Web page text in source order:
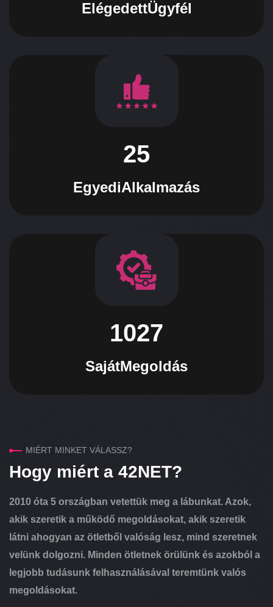
ElégedettÜgyfél
25
EgyediAlkalmazás
1027
SajátMegoldás
MIÉRT MINKET VÁLASSZ?
Hogy miért a 42NET?
2010 óta 5 országban vetettük meg a lábunkat. Azok,
akik szeretik a működő megoldásokat, akik szeretik
látni ahogyan az ötletből valóság lesz, mind szeretnek
velünk dolgozni. Minden ötletnek örülünk és azokból a
legjobb tudásunk felhasználásával teremtünk valós
megoldásokat.